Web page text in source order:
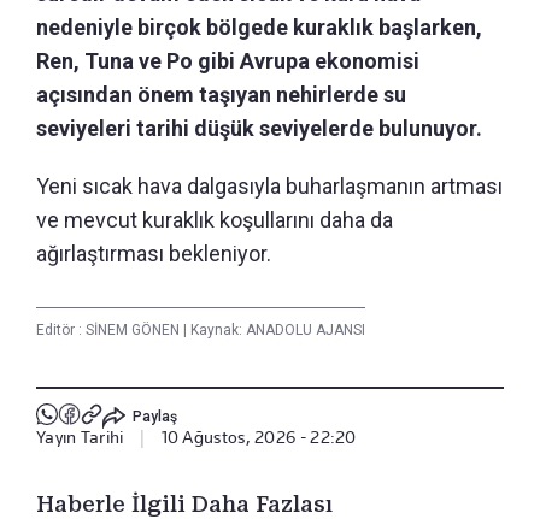
nedeniyle birçok bölgede kuraklık başlarken,
Ren, Tuna ve Po gibi Avrupa ekonomisi
açısından önem taşıyan nehirlerde su
seviyeleri tarihi düşük seviyelerde bulunuyor.
Yeni sıcak hava dalgasıyla buharlaşmanın artması
ve mevcut kuraklık koşullarını daha da
ağırlaştırması bekleniyor.
Editör : SİNEM GÖNEN Kaynak: ANADOLU AJANSI
Paylaş
Yayın Tarihi 10 Ağustos, 2026 - 22:20
Haberle İlgili Daha Fazlası